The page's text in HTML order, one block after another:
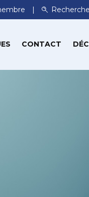
Recherche
CONTACT